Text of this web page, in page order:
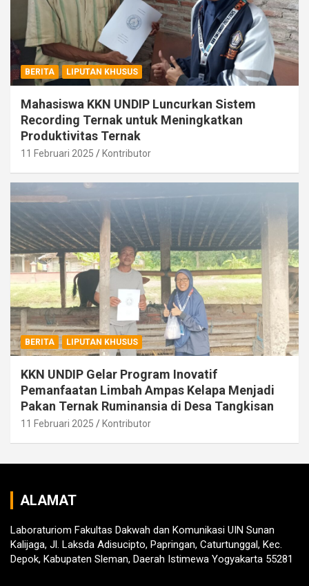
BERITA LIPUTAN KHUSUS
Mahasiswa KKN UNDIP Luncurkan Sistem
Recording Ternak untuk Meningkatkan
Produktivitas Ternak
11 Februari 2025 Kontributor
BERITA LIPUTAN KHUSUS
KKN UNDIP Gelar Program Inovatif
Pemanfaatan Limbah Ampas Kelapa Menjadi
Pakan Ternak Ruminansia di Desa Tangkisan
11 Februari 2025 Kontributor
ALAMAT
Laboraturiom Fakultas Dakwah dan Komunikasi UIN Sunan
Kalijaga, Jl. Laksda Adisucipto, Papringan, Caturtunggal, Kec.
Depok, Kabupaten Sleman, Daerah Istimewa Yogyakarta 55281